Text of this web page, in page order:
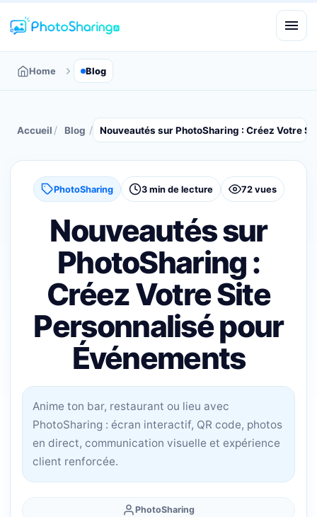
Home Blog
Accueil / Blog / Nouveautés sur PhotoSharing : Créez Votre
PhotoSharing 3 min de lecture 72 vues
Nouveautés sur
PhotoSharing :
Créez Votre Site
Personnalisé pour
Événements
Anime ton bar, restaurant ou lieu avec
PhotoSharing : écran interactif, QR code, photos
en direct, communication visuelle et expérience
client renforcée.
PhotoSharing